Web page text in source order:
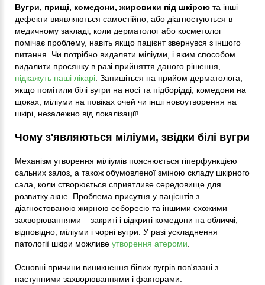
Вугри, прищі, комедони, жировики під шкірою та інші
дефекти виявляються самостійно, або діагностуються в
медичному закладі, коли дерматолог або косметолог
помічає проблему, навіть якщо пацієнт звернувся з іншого
питання. Чи потрібно видаляти міліуми, і яким способом
видалити просянку в разі прийняття даного рішення, –
підкажуть наші лікарі . Запишіться на прийом дерматолога,
якщо помітили білі вугри на носі та підборідді, комедони на
щоках, міліуми на повіках очей чи інші новоутворення на
шкірі, незалежно від локалізації!
Чому з'являються міліуми, звідки білі вугри
Механізм утворення міліумів пояснюється гіперфункцією
сальних залоз, а також обумовленої зміною складу шкірного
сала, коли створюється сприятливе середовище для
розвитку акне. Проблема присутня у пацієнтів з
діагностованою жирною себореєю та іншими схожими
захворюваннями – закриті і відкриті комедони на обличчі,
відповідно, міліуми і чорні вугри. У разі ускладнення
патології шкіри можливе утворення атероми
Основні причини виникнення білих вугрів пов'язані з
наступними захворюваннями і факторами: